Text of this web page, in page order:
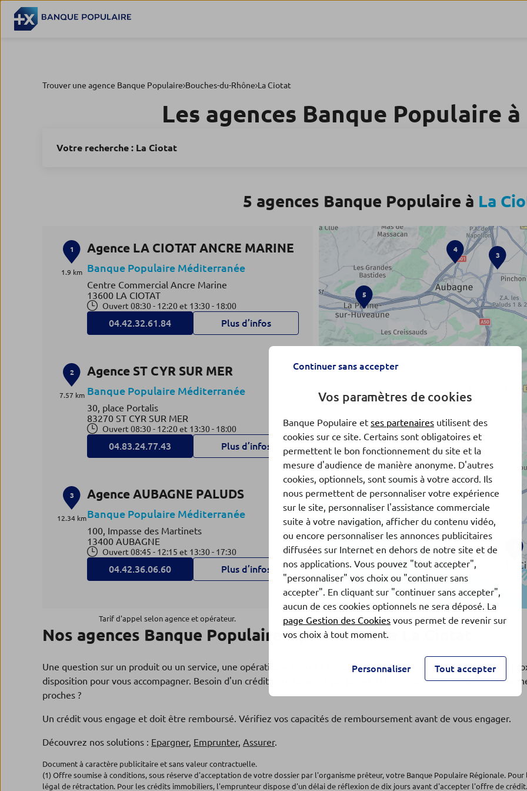
Trouver une agence Banque Populaire Bouches-du-Rhône La Ciotat
Les agences Banque Populaire à
Votre recherche : La Ciotat
5 agences Banque Populaire à La
1
1.9 km
Agence LA CIOTAT ANCRE MARINE
Banque Populaire Méditerranée
Centre Commercial Ancre Marine
13600 LA CIOTAT
Ouvert 08:30 - 12:20 et 13:30 - 18:00
04.42.32.61.84 Plus d’infos
2
7.57 km
Agence ST CYR SUR MER
Banque Populaire Méditerranée
30, place Portalis
83270 ST CYR SUR MER
Ouvert 08:30 - 12:20 et 13:30 - 18:00
04.83.24.77.43 Plus d’infos
3
12.34 km
Agence AUBAGNE PALUDS
Banque Populaire Méditerranée
100, Impasse des Martinets
13400 AUBAGNE
Ouvert 08:45 - 12:15 et 13:30 - 17:30
04.42.36.06.60 Plus d’infos
13.07 km
Agence AUBAGNE PIN VERT
Banque Populaire Méditerranée
13400 AUBAGNE
Ouvert 08:30 - 12:20 et 13:30 - 18:00
Plus d’infos
5
13.21 km
Agence LA PENNE SUR HUVEAUNE
Banque Populaire Méditerranée
Pl Jean Pellegrin
13821 LA PENNE SUR HUVEAUNE
5
4
3
Tarif d'appel selon agence et opérateur.
Nos agences Banque Populaire à proximité de La Ciotat
Une question sur un produit ou un service, une opération en cours ? Rendez-vous dans l'une de nos 5 agences
à
disposition pour vous accompagner. Besoin d'un crédit pour financer vos projets(1), de conseils en matière
proches ?
Un crédit vous engage et doit être remboursé. Vérifiez vos capacités de remboursement avant de vous engager.
Découvrez nos solutions : Epargner, Emprunter, Assurer.
Document à caractère publicitaire et sans valeur contractuelle.
(1) Offre soumise à conditions, sous réserve d'acceptation de votre dossier par l'organisme prêteur, votre Banque Populaire Régionale.
légal de rétractation. Pour les crédits immobiliers, l'emprunteur dispose d'un délai de réflexion de dix jours avant d'accepter l'offre de
Continuer sans accepter
Vos paramètres de cookies
Banque Populaire et ses partenaires utilisent des
cookies sur ce site. Certains sont obligatoires et
permettent le bon fonctionnement du site et la
mesure d'audience de manière anonyme. D'autres
cookies, optionnels, sont soumis à votre accord. Ils
nous permettent de personnaliser votre expérience
sur le site, personnaliser l'assistance commerciale
suite à votre navigation, afficher du contenu vidéo,
ou encore personnaliser les annonces publicitaires
diffusées sur Internet en dehors de notre site et de
nos applications. Vous pouvez "tout accepter",
"personnaliser" vos choix ou "continuer sans
accepter". En cliquant sur "continuer sans accepter",
aucun de ces cookies optionnels ne sera déposé. La
page Gestion des Cookies vous permet de revenir sur
vos choix à tout moment.
Personnaliser Tout accepter